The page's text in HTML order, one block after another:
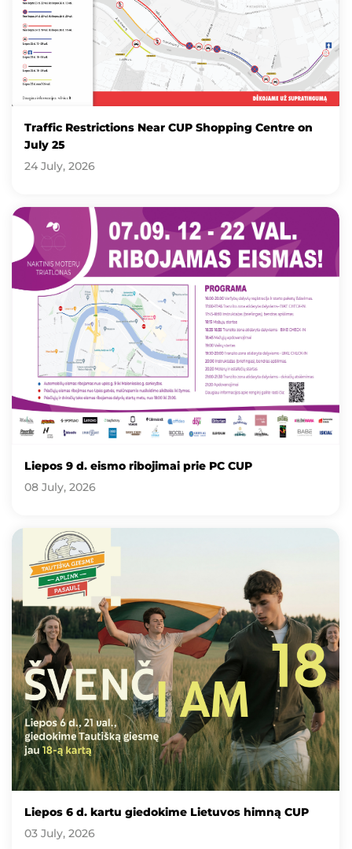
Traffic Restrictions Near CUP Shopping Centre on
July 25
24 July, 2026
Liepos 9 d. eismo ribojimai prie PC CUP
08 July, 2026
Liepos 6 d. kartu giedokime Lietuvos himną CUP
03 July, 2026